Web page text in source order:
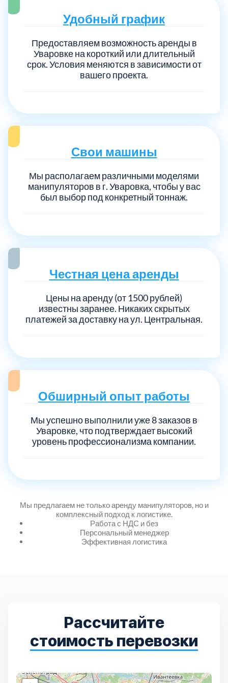
Удобный график
Предоставляем возможность аренды в
Уваровке на короткий или длительный
срок. Условия меняются в зависимости от
вашего проекта.
Свои машины
Мы располагаем различными моделями
манипуляторов в г. Уваровка, чтобы у вас
был выбор под конкретный тоннаж.
Честная цена аренды
Цены на аренду (от 1500 рублей)
известны заранее. Никаких скрытых
платежей за доставку на ул. Центральная.
Обширный опыт работы
Мы успешно выполнили уже 8 заказов в
Уваровке, что подтверждает высокий
уровень профессионализма компании.
Мы предлагаем не только аренду манипуляторов, но и
комплексный подход к логистике.
Работа с НДС и без
Персональный менеджер
Эффективная логистика
Рассчитайте
стоимость перевозки
Богородский 7
Волоколамский
Воскресенский
Домодедовский
Истринский